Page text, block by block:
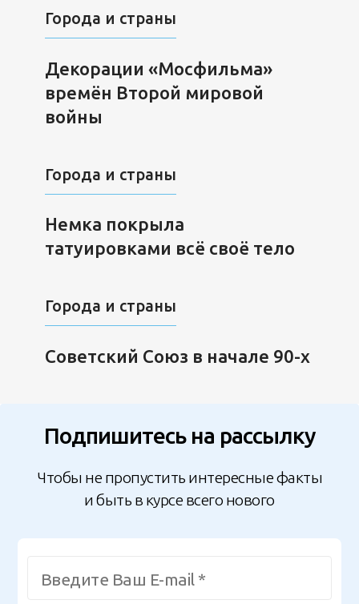
Города и страны
Декорации «Мосфильма»
времён Второй мировой
войны
Города и страны
Немка покрыла
татуировками всё своё тело
Города и страны
Советский Союз в начале 90-х
Подпишитесь на рассылку
Чтобы не пропустить интересные факты
и быть в курсе всего нового